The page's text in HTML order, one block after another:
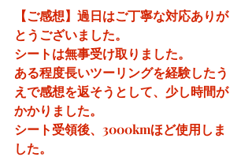
【ご感想】過日はご丁寧な対応ありが
とうございました。
シートは無事受け取りました。
ある程度長いツーリングを経験したう
えで感想を返そうとして、少し時間が
かかりました。
シート受領後、3000kmほど使用しま
した。